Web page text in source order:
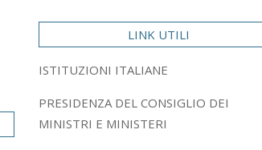
LINK UTILI
ISTITUZIONI ITALIANE
PRESIDENZA DEL CONSIGLIO DEI
MINISTRI E MINISTERI